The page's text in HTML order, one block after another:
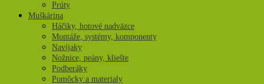
Prúty
Muškárina
Háčiky, hotové nadväzce
Montáže, systémy, komponenty
Navíjaky
Nožnice, peány, kliešte
Podberáky
Pomôcky a materialy